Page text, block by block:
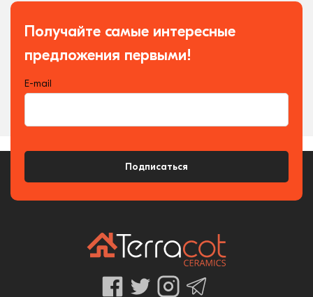
Получайте самые интересные
предложения первыми!
E-mail
Подписаться